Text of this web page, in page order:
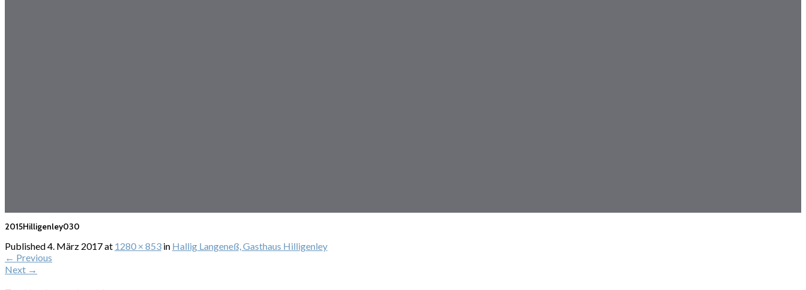
2015Hilligenley030
Published4. März 2017at 1280 × 853 in Hallig Langeneß, Gasthaus Hilligenley
← Previous
Next →